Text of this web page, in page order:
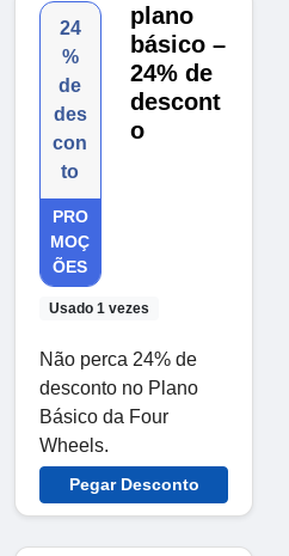
24
%
de
des
con
to
PRO
MOÇ
ÕES
Usado 1 vezes
plano
básico –
24% de
descont
o
Não perca 24% de
desconto no Plano
Básico da Four
Wheels.
Pegar Desconto